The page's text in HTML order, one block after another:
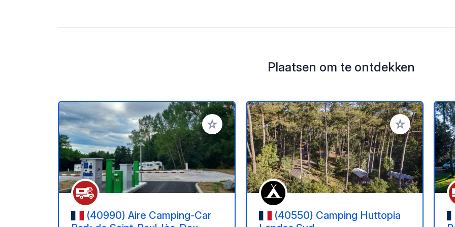
Plaatsen om te ontdekken
Voeg toe aan je favorieten
(40990) Aire Camping-Car
Voeg toe aan je
(40550) Camping Huttopia